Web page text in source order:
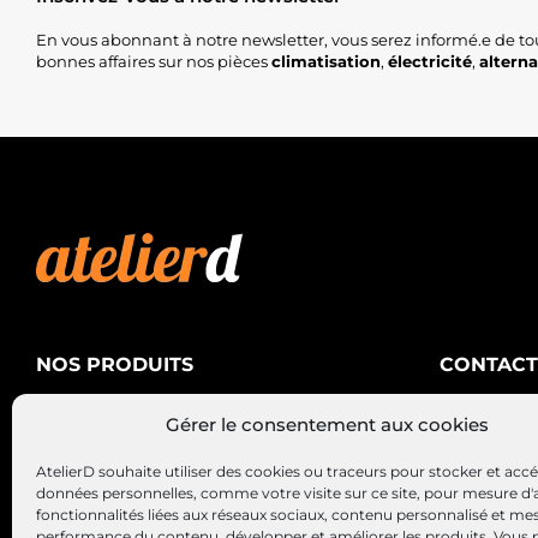
Gérer le consentement aux cookies
AtelierD souhaite utiliser des cookies ou traceurs pour stocker et
données personnelles, comme votre visite sur ce site, pour mesure
fonctionnalités liées aux réseaux sociaux, contenu personnalisé et
En vous abonnant à notre newsletter, vous serez informé.e de
bonnes affaires sur nos piècesclimatisation, électricité,
NOS PRODUITS
Alternateurs – Démarreurs
CONTACT
AtelierD
88200
03 29 22 34